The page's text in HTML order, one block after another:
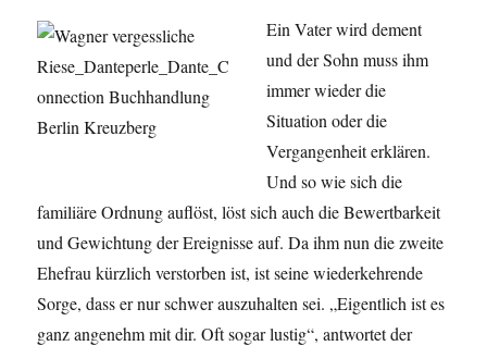
Ein Vater wird dement
undder Sohn muss ihm
immer wiederdie
Situation oder die
Vergangenheit erklären.
Und so wie sich die
familiäre Ordnung auflöst, löst sich auchdie Bewertbarkeit
und Gewichtung der Ereignisse auf.Da ihm nun die zweite
Ehefrau kürzlich verstorben ist, ist seinewiederkehrende
Sorge, dass er nur schwer auszuhalten sei. „Eigentlich ist es
ganz angenehm mit dir. Oft sogar lustig“, antwortet der